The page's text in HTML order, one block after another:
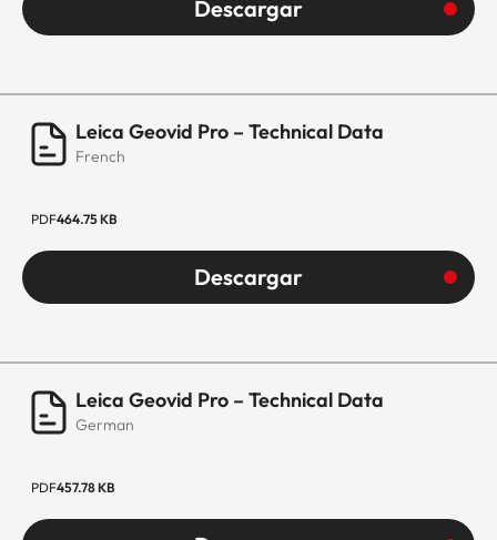
Descargar
Leica Geovid Pro – Technical Data
French
PDF464.75 KB
Descargar
Leica Geovid Pro – Technical Data
German
PDF457.78 KB